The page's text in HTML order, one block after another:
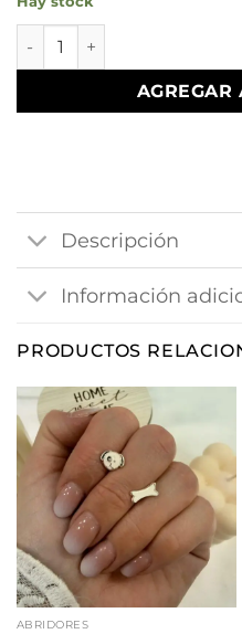
Aros Abridores estrella
AGREGAR
Descripción
Información
PRODUCTOS
ABRIDORES